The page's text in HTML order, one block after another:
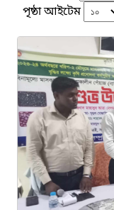
পৃষ্ঠা আইটেম